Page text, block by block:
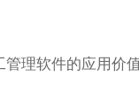
理软件的应用价